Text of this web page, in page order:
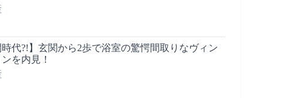
時代?!】玄関から2歩で浴室の驚愕間取りなヴィン
を内見！